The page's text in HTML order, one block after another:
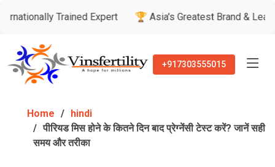
Trained Expert 🏆 Asia's Greatest Brand & Leader Awards
+917303555015
Home
hindi
पीरियड मिस होने के कितने दिन बाद प्रेग्नेंसी टेस्ट करें? जानें सही
समय और तरीका